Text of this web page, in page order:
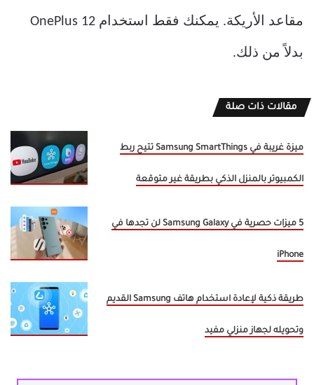
مقاعد الأريكة. يمكنك فقط استخدام OnePlus 12
بدلاً من ذلك.
مقالات ذات صلة
ميزة غريبة في Samsung SmartThings تتيح ربط
الكمبيوتر بالمنزل الذكي بطريقة غير متوقعة
5 ميزات حصرية في Samsung Galaxy لن تجدها في
iPhone
طريقة ذكية لإعادة استخدام هاتف Samsung القديم
وتحويله لجهاز منزلي مفيد